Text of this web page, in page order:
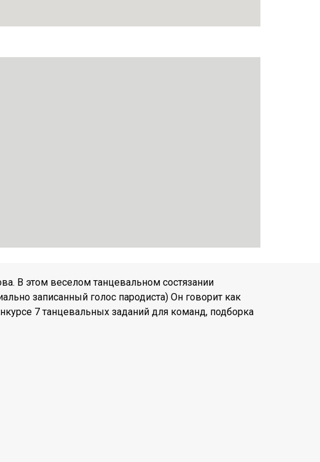
В этом веселом танцевальном состязании
записанный голос пародиста) Он говорит как
7 танцевальных заданий для команд, подборка